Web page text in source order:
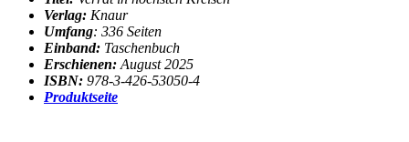
Verlag: Knaur
Umfang: 336 Seiten
Einband: Taschenbuch
Erschienen: August 2025
ISBN: 978-3-426-53050-4
Produktseite